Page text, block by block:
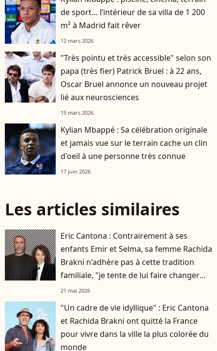
de sport… l’intérieur de sa villa de 1 200
m² à Madrid fait rêver
12 mars 2026
"Très pointu et très accessible" selon son
papa (très fier) Patrick Bruel : à 22 ans,
Oscar Bruel annonce un nouveau projet
lié aux neurosciences
15 mars 2026
Kylian Mbappé : Sa célébration originale
et jamais vue sur le terrain cache un clin
d'oeil à une personne très connue
17 juin 2026
Les articles similaires
Eric Cantona : Contrairement à ses
enfants Emir et Selma, sa femme Rachida
Brakni n'adhère pas à cette tradition
familiale, "je tente de lui faire changer
d'avis"
21 mai 2026
"Un cadre de vie idyllique" : Eric Cantona
et Rachida Brakni ont quitté la France
pour vivre dans la ville la plus colorée du
monde